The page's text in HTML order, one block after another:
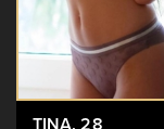
TINA, 28